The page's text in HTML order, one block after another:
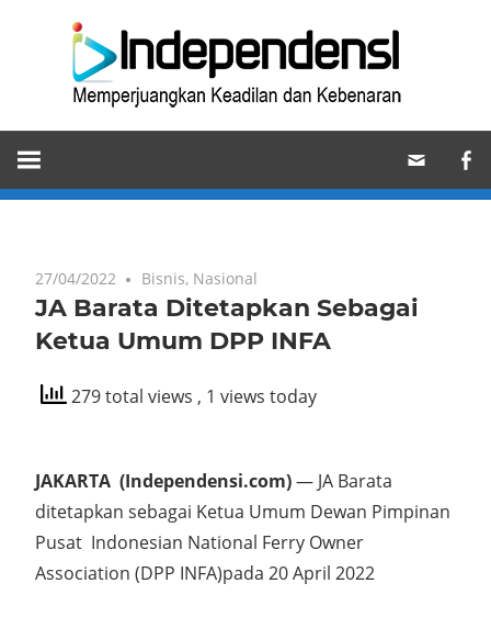
Memperjuangkan
Keadilan
dan
27/04/2022 Bisnis, Nasional
JA Barata Ditetapkan Sebagai
Ketua Umum DPP INFA
279 total views , 1 views today
JAKARTA (Independensi.com)— JA Barata
ditetapkan sebagai Ketua Umum Dewan Pimpinan
Pusat Indonesian National Ferry Owner
Association (DPP INFA)pada 20 April 2022